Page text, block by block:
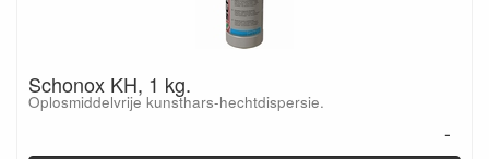
Schonox KH, 1 kg.
Oplosmiddelvrije kunsthars-hechtdispersie.
-